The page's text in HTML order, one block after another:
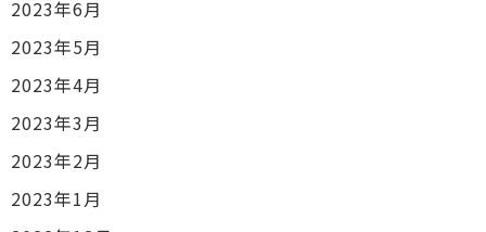
2023年6月
2023年5月
2023年4月
2023年3月
2023年2月
2023年1月